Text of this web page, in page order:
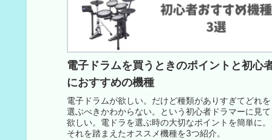
電子ドラムを買うときのポイントと初心
におすすめの機種
電子ドラムが欲しい。だけど種類がありすぎてどれを
選ぶべきかわからない。という初心者ドラマーに見て
欲しい。電ドラを選ぶ時の大切なポイントを簡単に。
それを踏まえたオススメ機種を3つ紹介。